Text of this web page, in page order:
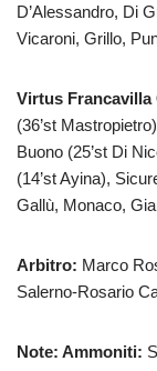
D’Alessandro, Di
Vicaroni, Grillo,
Virtus Francavilla
(36’st
Buono (25’st Di
(14’st Ayina),
Gallù, Monaco,
Arbitro: Marco
Salerno-Rosario
Note: Ammoniti: